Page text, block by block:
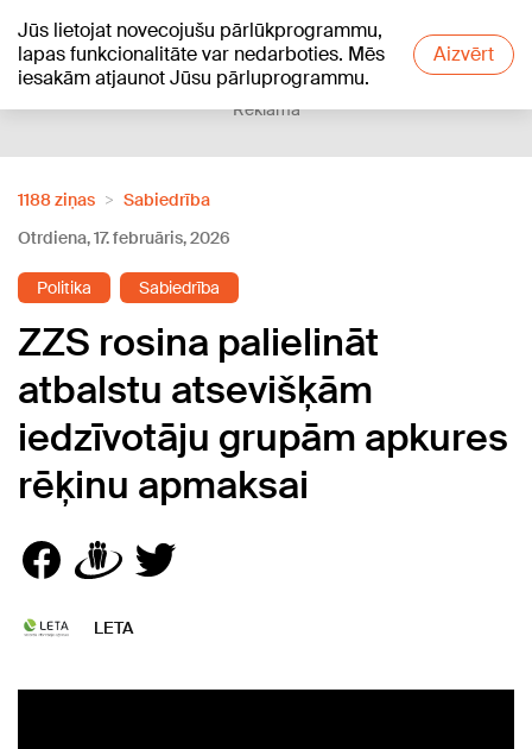
Jūs lietojat novecojušu pārlūkprogrammu,
lapas funkcionalitāte var nedarboties. Mēs
iesakām atjaunot Jūsu pārluprogrammu.
Aizvērt
+10°C
Reklāma
1188 ziņas
Sabiedrība
Otrdiena, 17. februāris, 2026
Politika Sabiedrība
ZZS rosina palielināt
atbalstu atsevišķām
iedzīvotāju grupām apkures
rēķinu apmaksai
LETA